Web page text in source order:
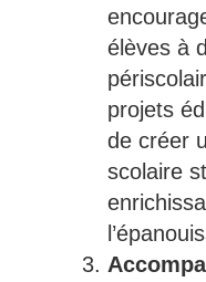
élèves à
projets
de créer
scolaire